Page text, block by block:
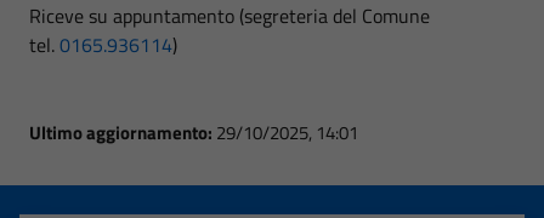
Riceve su appuntamento (segreteria del Comune
tel.0165.936114)
Ultimo aggiornamento: 29/10/2025, 14:01